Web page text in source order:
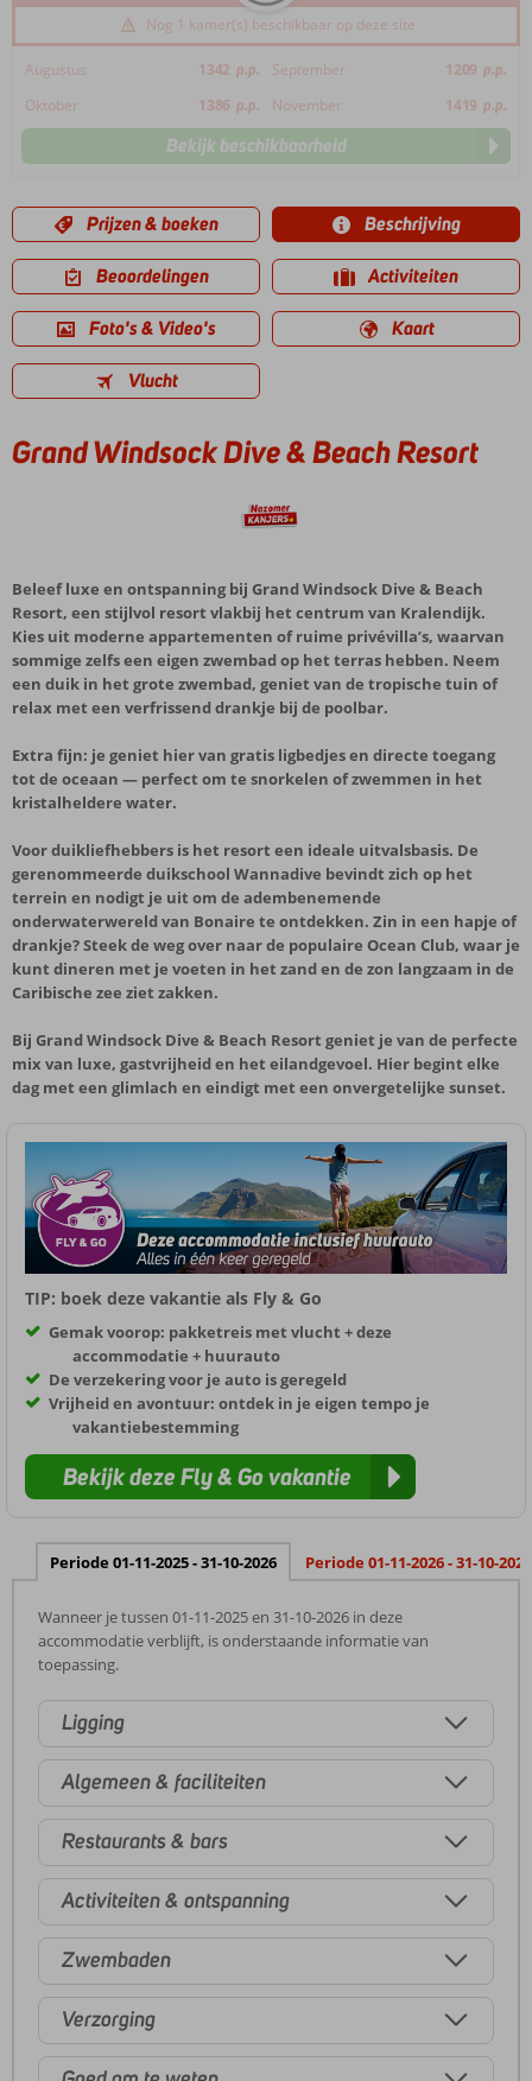
Nog 1 kamer(s) beschikbaar op deze site
Augustus 1342 p.p. September 1209 p.p.
Oktober
1386 p.p. November 1419 p.p.
Bekijk beschikbaarheid
Prijzen & boeken Beschrijving
Beoordelingen Activiteiten
Foto's & Video's Kaart
Vlucht
Grand Windsock Dive & Beach Resort
Beleef luxe en ontspanning bij Grand Windsock Dive & Beach
Resort, een stijlvol resort vlakbij het centrum van Kralendijk.
Kies uit moderne appartementen of ruime privévilla’s, waarvan
sommige zelfs een eigen zwembad op het terras hebben. Neem
een duik in het grote zwembad, geniet van de tropische tuin of
relax met een verfrissend drankje bij de poolbar.
Extra fijn: je geniet hier van gratis ligbedjes en directe toegang
tot de oceaan — perfect om te snorkelen of zwemmen in het
kristalheldere water.
Voor duikliefhebbers is het resort een ideale uitvalsbasis. De
gerenommeerde duikschool Wannadive bevindt zich op het
terrein en nodigt je uit om de adembenemende
onderwaterwereld van Bonaire te ontdekken. Zin in een hapje of
drankje? Steek de weg over naar de populaire Ocean Club, waar je
kunt dineren met je voeten in het zand en de zon langzaam in de
Caribische zee ziet zakken.
Bij Grand Windsock Dive & Beach Resort geniet je van de perfecte
mix van luxe, gastvrijheid en het eilandgevoel. Hier begint elke
dag met een glimlach en eindigt met een onvergetelijke sunset.
TIP: boek deze vakantie als Fly & Go
Gemak voorop: pakketreis met vlucht + deze
accommodatie + huurauto
De verzekering voor je auto is geregeld
Vrijheid en avontuur: ontdek in je eigen tempo je
vakantiebestemming
Bekijk deze Fly & Go vakantie
Periode 01-11-2025 - 31-10-2026 Periode 01-11-2026 - 31-10-2027
Wanneer je tussen 01-11-2025 en 31-10-2026 in deze
accommodatie verblijft, is onderstaande informatie van
toepassing.
Ligging
Algemeen & faciliteiten
Restaurants & bars
Activiteiten & ontspanning
Zwembaden
Verzorging